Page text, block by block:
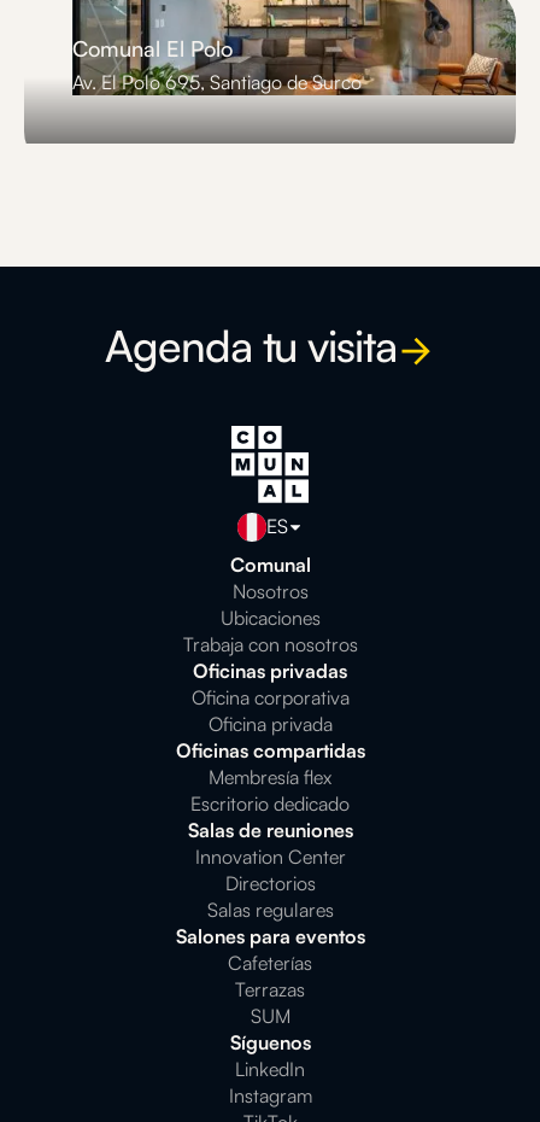
Comunal El Polo
Av. El Polo 695, Santiago de Surco
Agenda tu visita
ES
Comunal
Nosotros
Ubicaciones
Trabaja con nosotros
Oficinas privadas
Oficina corporativa
Oficina privada
Oficinas compartidas
Membresía flex
Escritorio dedicado
Salas de reuniones
Innovation Center
Directorios
Salas regulares
Salones para eventos
Cafeterías
Terrazas
SUM
Síguenos
LinkedIn
Instagram